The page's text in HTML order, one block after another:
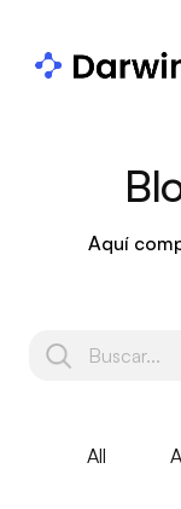
Aquí
All